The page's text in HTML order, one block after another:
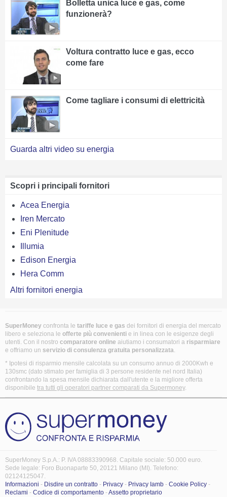
Bolletta unica luce e gas, come
funzionerà?
Voltura contratto luce e gas, ecco
come fare
Come tagliare i consumi di elettricità
Guarda altri video su energia
Scopri i principali fornitori
Acea Energia
Iren Mercato
Eni Plenitude
Illumia
Edison Energia
Hera Comm
Altri fornitori energia
SuperMoney confronta le tariffe luce e gas dei fornitori di energia del mercato
libero e seleziona le offerte più convenienti e in linea con le esigenze degli
utenti. Con il nostro comparatore online aiutiamo i consumatori a risparmiare
e offriamo un servizio di consulenza gratuita personalizzata.
* Ipotesi di risparmio mensile calcolata su un consumo annuo di 2000Kwh e
130smc (dato stimato per famiglia di 3 persone residente nel nord Italia)
confrontando la spesa mensile dichiarata dall'utente e la migliore offerta
disponibile tra tutti gli operatori partner comparati da Supermoney.
SuperMoney S.p.A.: P. IVA 08883390968. Capitale sociale: 50.000 euro.
Sede legale: Foro Buonaparte 50, 20121 Milano (MI). Telefono:
02124125047.
Informazioni - Disdire un contratto - Privacy - Privacy Iamb - Cookie Policy -
Reclami - Codice di comportamento -Assetto proprietario